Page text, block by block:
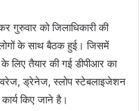
गुरुवार को जिलाधिकारी की
लोगों के साथ बैठक हुई। जिसमें
के लिए तैयार की गई डीपीआर का
ड्रेनेज, स्लोप स्टेबलाइजेशन
किए जाने है।